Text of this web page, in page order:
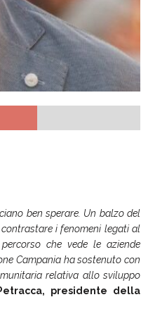
ben sperare. Un balzo del
i fenomeni legati al
che vede le aziende
Campania ha sostenuto con
relativa allo sviluppo
presidente della